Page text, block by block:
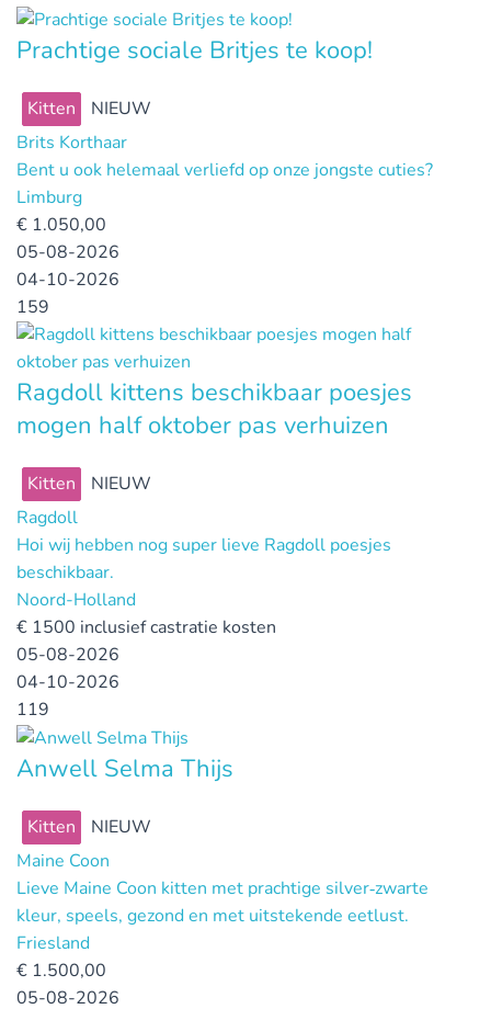
Prachtige sociale Britjes te koop!
Kitten
NIEUW
Brits Korthaar
Bent u ook helemaal verliefd op onze jongste cuties?
Limburg
€ 1.050,00
05-08-2026
04-10-2026
159
Ragdoll kittens beschikbaar poesjes
mogen half oktober pas verhuizen
Kitten
NIEUW
Ragdoll
Hoi wij hebben nog super lieve Ragdoll poesjes
beschikbaar.
Noord-Holland
€ 1500 inclusief castratie kosten
05-08-2026
04-10-2026
119
Anwell Selma Thijs
Kitten
NIEUW
Maine Coon
Lieve Maine Coon kitten met prachtige silver‑zwarte
kleur, speels, gezond en met uitstekende eetlust.
Friesland
€ 1.500,00
05-08-2026